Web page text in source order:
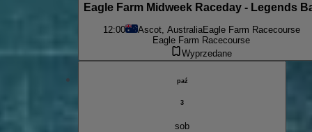
Eagle Farm Midweek Raceday - Legends
12:00 Ascot, AustraliaEagle Farm Racecourse
Eagle Farm Racecourse
Wyprzedane
paź
3
sob